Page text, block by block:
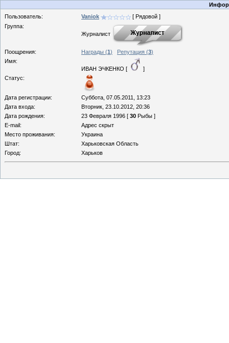
Пользователь:
Vaniok
[ Рядовой ]
Группа:
Журналист
Поощрения: Награды (1) Репутация (3)
Имя:
ИВАН ЭЧКЕНКО [
]
Статус:
Дата регистрации:
Суббота, 07.05.2011, 13:23
Дата входа:
Вторник, 23.10.2012, 20:36
Дата рождения:
23 Февраля 1996 [ 30 Рыбы ]
E-mail:
Адрес скрыт
Место проживания:
Украина
Штат:
Харьковская Область
Город:
Харьков